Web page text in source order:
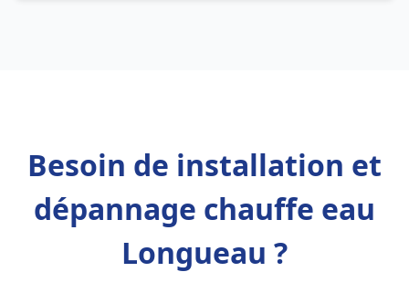
Besoin de installation et
dépannage chauffe eau
Longueau ?